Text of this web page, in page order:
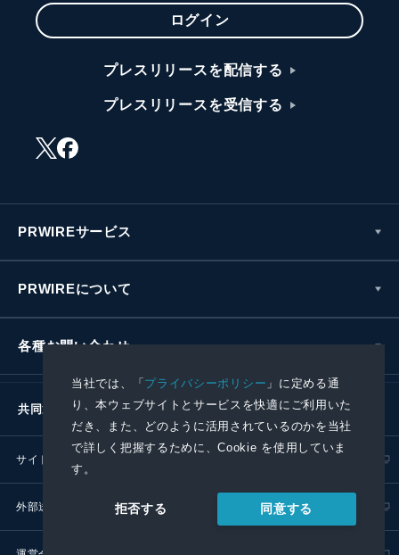
当社では、「プライバシーポリシー 」に定める通
り、本ウェブサイトとサービスを快適にご利用いた
だき、また、どのように活用されているのかを当社
で詳しく把握するために、Cookie を使用していま
す。
拒否する 同意する
ログイン
プレスリリースを配信する
プレスリリースを受信する
PRWIREサービス
PRWIREについて
各種お問い合わせ
共同通信社グループ
サイトポリシー
外部送信ポリシー プレスリリース取扱基準